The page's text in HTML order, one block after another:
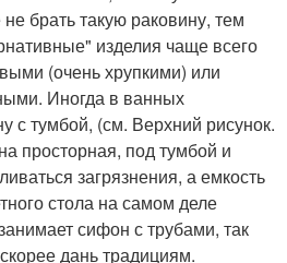
брать такую раковину, тем
изделия чаще всего
(очень хрупкими) или
Иногда в ванных
с тумбой, (см. Верхний рисунок.
просторная, под тумбой и
загрязнения, а емкость
стола на самом деле
сифон с трубами, так
дань традициям.